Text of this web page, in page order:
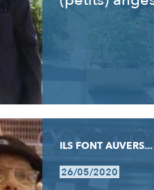
ILS FONT AUVERS...
26/05/2020